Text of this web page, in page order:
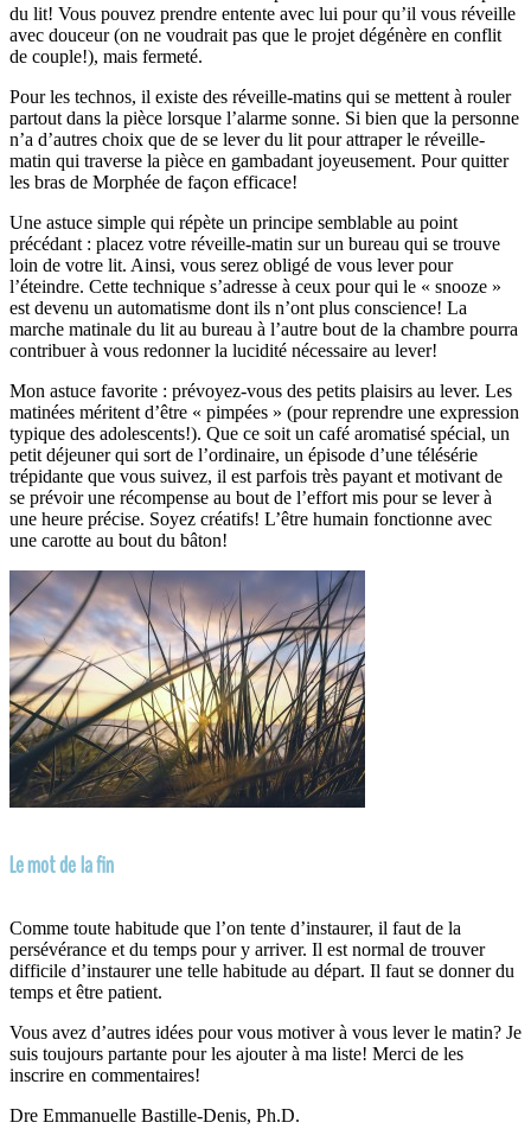
du lit! Vous pouvez prendre entente avec lui pour qu’il vous réveille
avec douceur (on ne voudrait pas que le projet dégénère en conflit
de couple!), mais fermeté.
Pour les technos, il existe des réveille-matins qui se mettent à rouler
partout dans la pièce lorsque l’alarme sonne. Si bien que la personne
n’a d’autres choix que de se lever du lit pour attraper le réveille-
matin qui traverse la pièce en gambadant joyeusement. Pour quitter
les bras de Morphée de façon efficace!
Une astuce simple qui répète un principe semblable au point
précédant : placez votre réveille-matin sur un bureau qui se trouve
loin de votre lit. Ainsi, vous serez obligé de vous lever pour
l’éteindre. Cette technique s’adresse à ceux pour qui le « snooze »
est devenu un automatisme dont ils n’ont plus conscience! La
marche matinale du lit au bureau à l’autre bout de la chambre pourra
contribuer à vous redonner la lucidité nécessaire au lever!
Mon astuce favorite : prévoyez-vous des petits plaisirs au lever. Les
matinées méritent d’être « pimpées » (pour reprendre une expression
typique des adolescents!). Que ce soit un café aromatisé spécial, un
petit déjeuner qui sort de l’ordinaire, un épisode d’une télésérie
trépidante que vous suivez, il est parfois très payant et motivant de
se prévoir une récompense au bout de l’effort mis pour se lever à
une heure précise. Soyez créatifs! L’être humain fonctionne avec
une carotte au bout du bâton!
Le mot de la fin
Comme toute habitude que l’on tente d’instaurer, il faut de la
persévérance et du temps pour y arriver. Il est normal de trouver
difficile d’instaurer une telle habitude au départ. Il faut se donner du
temps et être patient.
Vous avez d’autres idées pour vous motiver à vous lever le matin? Je
suis toujours partante pour les ajouter à ma liste! Merci de les
inscrire en commentaires!
Dre Emmanuelle Bastille-Denis, Ph.D.